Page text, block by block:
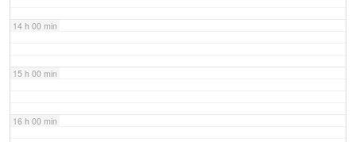
14 h 00 min
15 h 00 min
16 h 00 min